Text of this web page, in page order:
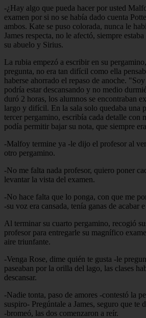
-¿Hay algo que pueda hacer por usted
examen por si no se había dado cuenta
ambos. Kate se puso colorada, nunca le
James respecta, no le afectó, siempre
su abuelo y Sirius.
La rubia empezó a escribir en su
pregunta, no era tan difícil como ella
haberse ahorrado el repaso de anoche.
podría estar descansando y no medio
duró 2 horas, los alumnos se encontraban
largo y difícil. En la sala solo quedaba una
tercer pergamino, escribía cada detalle con
podía permitir bajar su nota, que siempre
-Malfoy termine ya -le dijo el profesor al
otro pergamino.
-No me falta nada profesor, quiero poner
levantar la vista del examen.
-No hace falta que lo ponga, con que me
-su voz era cansada, tenía ganas de acabar
Al terminar su cuarto pergamino, recogió
profesor para entregarle su magnífico
aire triunfante.
-Venga Rose, dime quién te gusta -le
paseaban por la orilla del lago, las clases
descansar.
-Nadie tonta, paso de amores -contestó la
suspiro- Pregúntale a James, seguro que te
-bromeó, las dos comenzaron a reír.